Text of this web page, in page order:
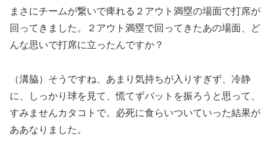
まさにチームが繋いで痺れる２アウト満塁の場面で打席が
回ってきました。２アウト満塁で回ってきたあの場面、ど
んな思いで打席に立ったんですか？
（溝脇）そうですね、あまり気持ちが入りすぎず、冷静
に、しっかり球を見て、慌てずバットを振ろうと思って、
すみませんカタコトで。必死に食らいついていった結果が
ああなりました。